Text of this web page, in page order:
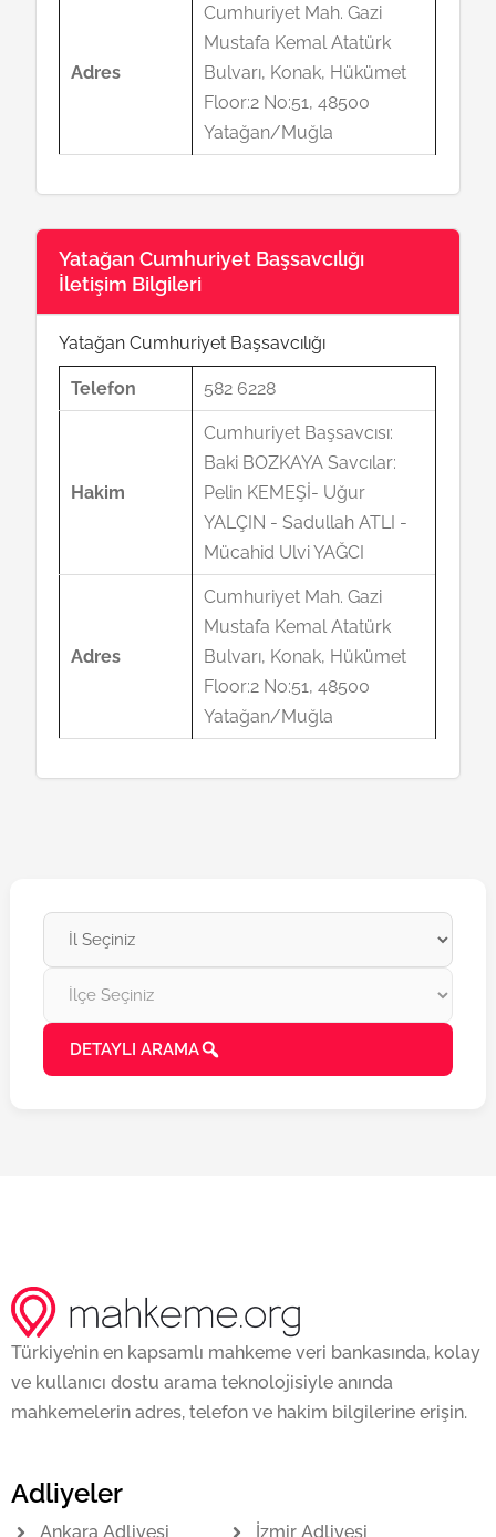
Adres
Cumhuriyet Mah. Gazi
Mustafa Kemal Atatürk
Bulvarı, Konak, Hükümet
Floor:2 No:51, 48500
Yatağan/Muğla
Yatağan Cumhuriyet Başsavcılığı
İletişim Bilgileri
Yatağan Cumhuriyet Başsavcılığı
Telefon 582 6228
Hakim
Cumhuriyet Başsavcısı:
Baki BOZKAYA Savcılar:
Pelin KEMEŞİ- Uğur
YALÇIN - Sadullah ATLI -
Mücahid Ulvi YAĞCI
Adres
Cumhuriyet Mah. Gazi
Mustafa Kemal Atatürk
Bulvarı, Konak, Hükümet
Floor:2 No:51, 48500
Yatağan/Muğla
DETAYLI ARAMA
Türkiye’nin en kapsamlı mahkeme veri bankasında, kolay
ve kullanıcı dostu arama teknolojisiyle anında
mahkemelerin adres, telefon ve hakim bilgilerine erişin.
Adliyeler
Ankara Adliyesi İzmir Adliyesi